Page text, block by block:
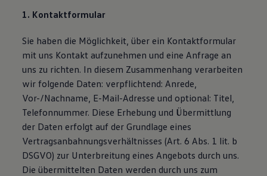
Bulli Magazin
Fahrzeugabholung ab Werk
1. Kontaktformular
Sie haben die Möglichkeit, über ein Kontaktformular
mit uns Kontakt aufzunehmen und eine Anfrage an
uns zu richten. In diesem Zusammenhang verarbeiten
wir folgende Daten: verpflichtend: Anrede,
Vor-/Nachname, E-Mail-Adresse und optional: Titel,
Telefonnummer. Diese Erhebung und Übermittlung
der Daten erfolgt auf der Grundlage eines
Vertragsanbahnungsverhältnisses (Art. 6 Abs. 1 lit. b
DSGVO) zur Unterbreitung eines Angebots durch uns.
Die übermittelten Daten werden durch uns zum